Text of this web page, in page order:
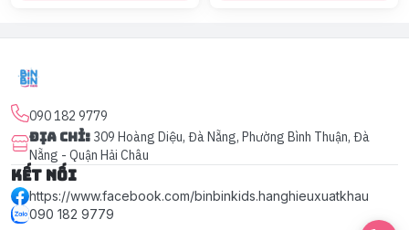
090 182 9779
Địa chỉ: 309 Hoàng Diệu, Đà Nẵng, Phường Bình Thuận, Đà
Nẵng - Quận Hải Châu
Kết nối
https://www.facebook.com/binbinkids.hanghieuxuatkhau
090 182 9779